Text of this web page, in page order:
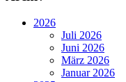
2026
Juli 2026
Juni 2026
März 2026
Januar 2026